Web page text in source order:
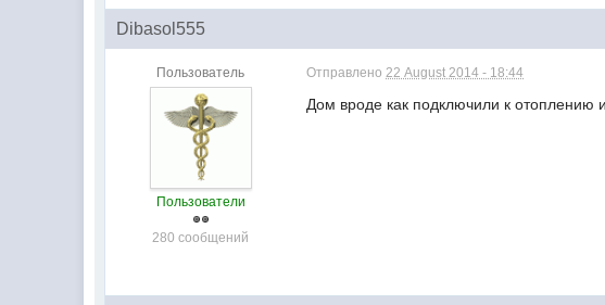
Dibasol555
Пользователь
Пользователи
280 сообщений
Отправлено22 August 2014 - 18:44
Дом вроде как подключили к отоплению